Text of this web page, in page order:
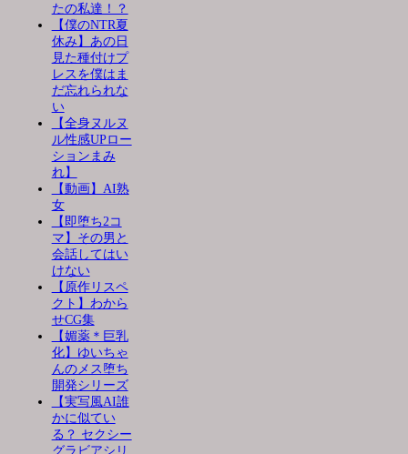
たの私達！？
【僕のNTR夏
休み】あの日
見た種付けプ
レスを僕はま
だ忘れられな
い
【全身ヌルヌ
ル性感UPロー
ションまみ
れ】
【動画】AI熟
女
【即堕ち2コ
マ】その男と
会話してはい
けない
【原作リスペ
クト】わから
せCG集
【媚薬＊巨乳
化】ゆいちゃ
んのメス堕ち
開発シリーズ
【実写風AI誰
かに似てい
る？ セクシー
グラビアシリ